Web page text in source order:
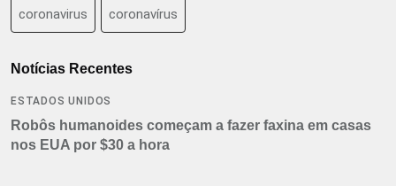
coronavirus coronavírus
Notícias Recentes
ESTADOS UNIDOS
Robôs humanoides começam a fazer faxina em casas
nos EUA por $30 a hora